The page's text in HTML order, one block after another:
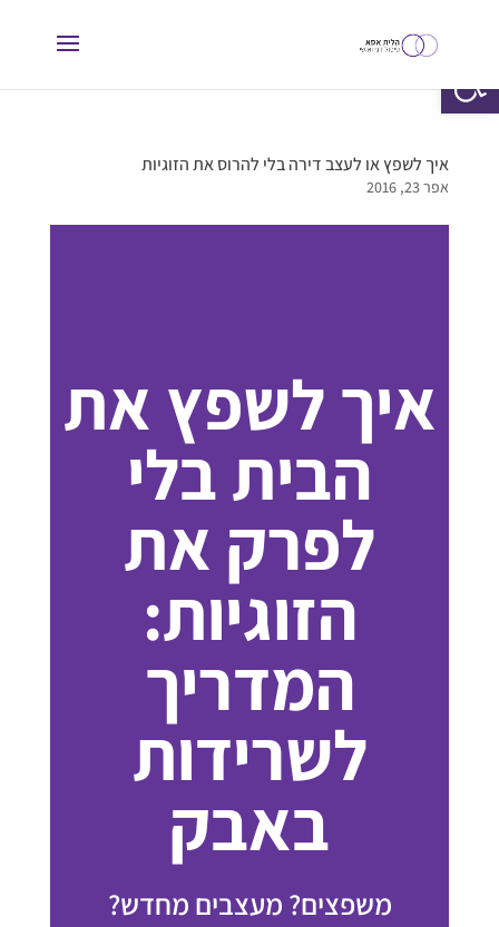
איך לשפץ או לעצב דירה בלי להרוס את הזוגיות
אפר 23, 2016
איך לשפץ את
הבית בלי
לפרק את
הזוגיות:
המדריך
לשרידות
באבק
משפצים? מעצבים מחדש?
פתח סרגל נגישות